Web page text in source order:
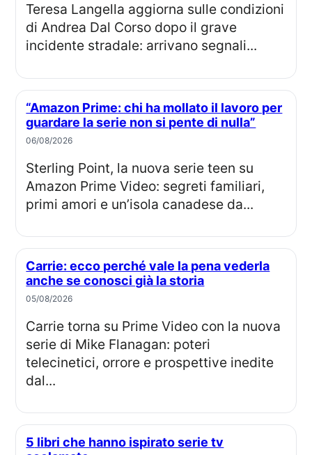
Teresa Langella aggiorna sulle condizioni
di Andrea Dal Corso dopo il grave
incidente stradale: arrivano segnali...
“Amazon Prime: chi ha mollato il lavoro per
guardare la serie non si pente di nulla”
06/08/2026
Sterling Point, la nuova serie teen su
Amazon Prime Video: segreti familiari,
primi amori e un’isola canadese da...
Carrie: ecco perché vale la pena vederla
anche se conosci già la storia
05/08/2026
Carrie torna su Prime Video con la nuova
serie di Mike Flanagan: poteri
telecinetici, orrore e prospettive inedite
dal...
5 libri che hanno ispirato serie tv